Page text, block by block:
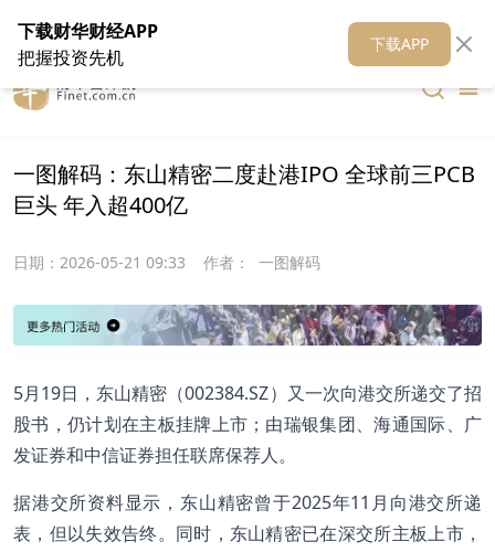
在线客服 关于我们 财华媒体矩阵 财华智库
一图解码：东山精密二度赴港IPO 全球前三PCB
巨头 年入超400亿
日期： 2026-05-21 09:33 作者： 一图解码
5月19日，东山精密（002384.SZ）又一次向港交所递交了招
股书，仍计划在主板挂牌上市；由瑞银集团、海通国际、广
发证券和中信证券担任联席保荐人。
据港交所资料显示，东山精密曾于2025年11月向港交所递
表，但以失效告终。同时，东山精密已在深交所主板上市，
下载财华财经APP
把握投资先机
下载APP